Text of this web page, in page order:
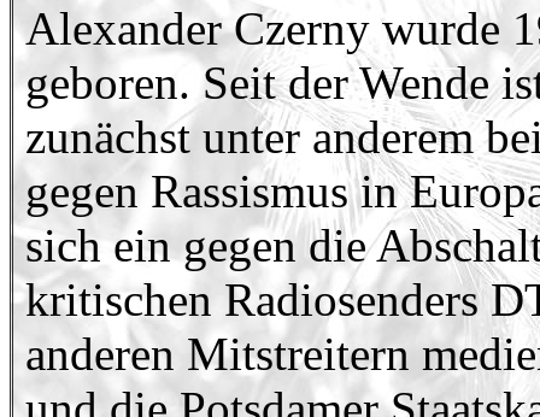
Alexander Czerny wurde
geboren. Seit der Wende
zunächst unter anderem
gegen Rassismus in
sich ein gegen die
kritischen Radiosenders
anderen Mitstreitern